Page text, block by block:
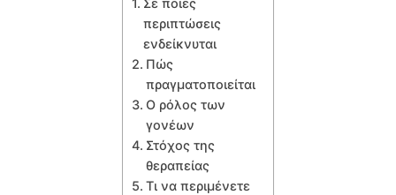
Σε ποιες
περιπτώσεις
ενδείκνυται
Πώς
πραγματοποιείται
Ο ρόλος των
γονέων
Στόχος της
θεραπείας
Τι να περιμένετε